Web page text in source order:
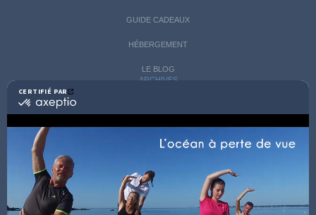
CERTIFIÉ PAR
certifié
plus
sur
GUIDE CADEAUX
HÉBERGEMENT
LE BLOG
ARCHIVES
LES COACHS
SOINS AVEC HÉBERGEMENT
BONNES RAISONS DE VENIR
MON COMPTE
MON PANIER
ACCÈS